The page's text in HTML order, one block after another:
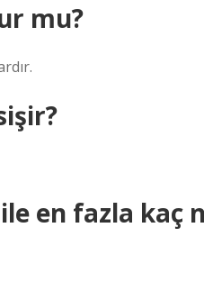
mu?
en fazla kaç